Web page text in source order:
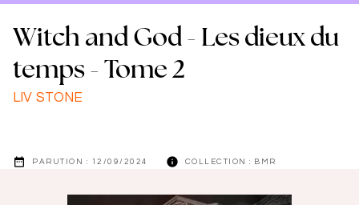
Witch and God - Les dieux du
temps - Tome 2
LIV STONE
date_range PARUTION : 12/09/2024 info COLLECTION : BMR